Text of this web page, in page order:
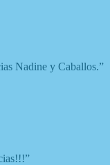
Nadine y Caballos.”